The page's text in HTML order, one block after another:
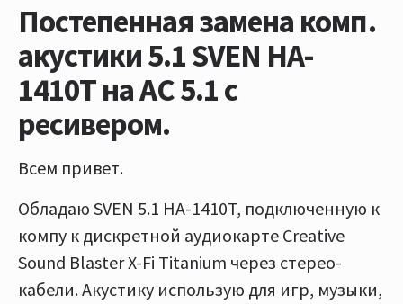
Постепенная замена комп.
акустики 5.1 SVEN HA-
1410T на АС 5.1 с
ресивером.
Всем привет.
Обладаю SVEN 5.1 HA-1410T, подключенную к
компу к дискретной аудиокарте Creative
Sound Blaster X-Fi Titanium через стерео-
кабели. Акустику использую для игр, музыки,